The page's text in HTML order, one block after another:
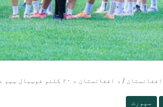
افغانستان / د افغانستان د ۲۰ کلنو فوټبال ټیم ​​د CAFA ۲۰۲۶ سیالۍ پیلوي
سپورت